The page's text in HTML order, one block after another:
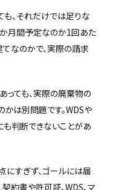
も、それだけでは足りな
月間予定なのか1回あた
なのかで、実際の請求
ても、実際の廃棄物の
かは別問題です。WDSや
判断できないことがあ
にすぎず、ゴールには届
約書や許可証、WDS、マ